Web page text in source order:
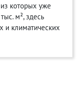
которых уже
м², здесь
и климатических